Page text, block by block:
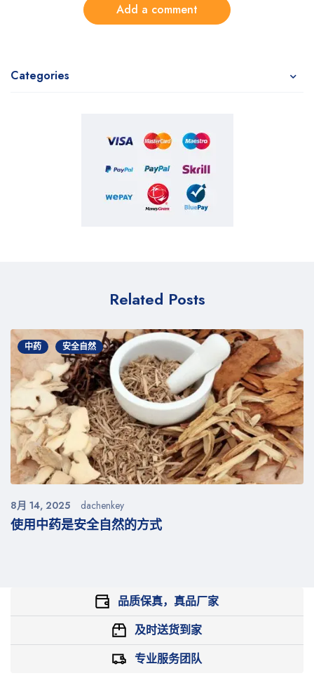
Add a comment
Categories
Related Posts
中药 安全自然
使用中药是安全自然的方式
8月 14, 2025 dachenkey
品质保真，真品厂家
及时送货到家
专业服务团队